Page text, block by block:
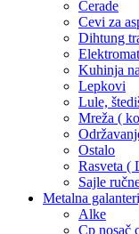
Cerade
Cevi za
Dihtung
Kuhinja
Lepkovi
Lule,
Mreža (
Ostalo
Rasveta (
Sajle
Metalna
Alke
Cp nosač